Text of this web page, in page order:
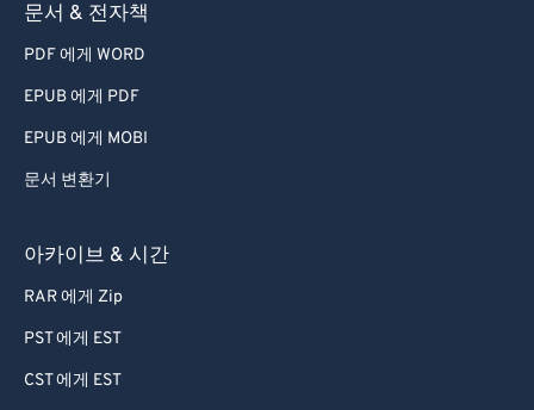
문서 & 전자책
PDF 에게 WORD
EPUB 에게 PDF
EPUB 에게 MOBI
문서 변환기
아카이브 & 시간
RAR 에게 Zip
PST 에게 EST
CST 에게 EST